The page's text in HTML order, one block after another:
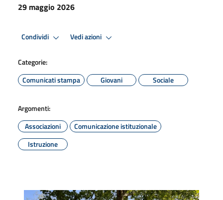
29 maggio 2026
Condividi Vedi azioni
Categorie:
Comunicati stampa
Giovani Sociale
Argomenti:
Associazioni
Comunicazione istituzionale
Istruzione